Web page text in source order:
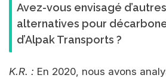
Avez-vous envisagé
alternatives pour
d’Alpak Transports ?
K.R. : En 2020, nous avons